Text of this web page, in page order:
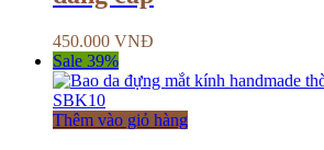
450.000 VNĐ
Sale 39%
Thêm vào giỏ hàng